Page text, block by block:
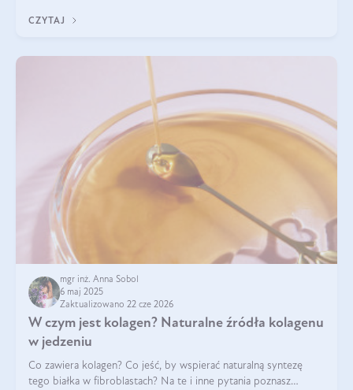
CZYTAJ
mgr inż. Anna Sobol
6 maj 2025
Zaktualizowano 22 cze 2026
W czym jest kolagen? Naturalne źródła kolagenu
w jedzeniu
Co zawiera kolagen? Co jeść, by wspierać naturalną syntezę
tego białka w fibroblastach? Na te i inne pytania poznasz